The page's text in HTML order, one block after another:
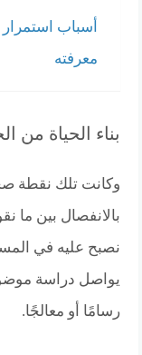
أسباب
معرفته
بناء الحياة من
وكانت تلك نقطة
بالانفصال بين ما
نصبح عليه في
يواصل دراسة
رسامًا أو معالجًا.